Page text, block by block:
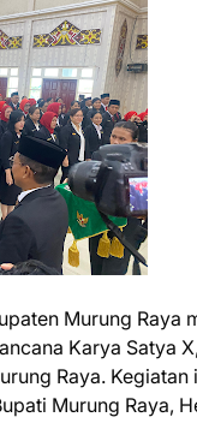
Murung Raya
Karya Satya
Raya.
Murung Raya,